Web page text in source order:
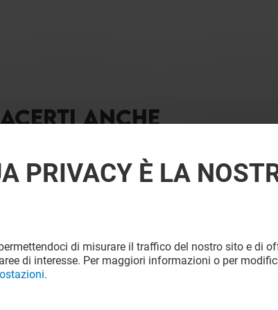
ANCHE
PRIVACY È LA
di misurare il traffico del nostro sito e di
di interesse. Per maggiori informazioni o per